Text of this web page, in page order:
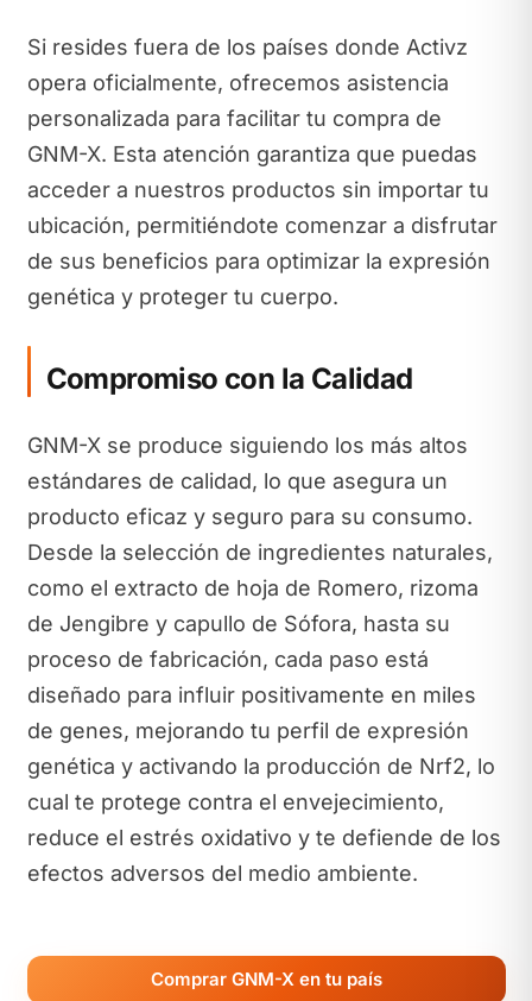
Si resides fuera de los países donde Activz
opera oficialmente, ofrecemos asistencia
personalizada para facilitar tu compra de
GNM-X. Esta atención garantiza que puedas
acceder a nuestros productos sin importar tu
ubicación, permitiéndote comenzar a disfrutar
de sus beneficios para optimizar la expresión
genética y proteger tu cuerpo.
Compromiso con la Calidad
GNM-X se produce siguiendo los más altos
estándares de calidad, lo que asegura un
producto eficaz y seguro para su consumo.
Desde la selección de ingredientes naturales,
como el extracto de hoja de Romero, rizoma
de Jengibre y capullo de Sófora, hasta su
proceso de fabricación, cada paso está
diseñado para influir positivamente en miles
de genes, mejorando tu perfil de expresión
genética y activando la producción de Nrf2, lo
cual te protege contra el envejecimiento,
reduce el estrés oxidativo y te defiende de los
efectos adversos del medio ambiente.
Comprar GNM-X en tu país